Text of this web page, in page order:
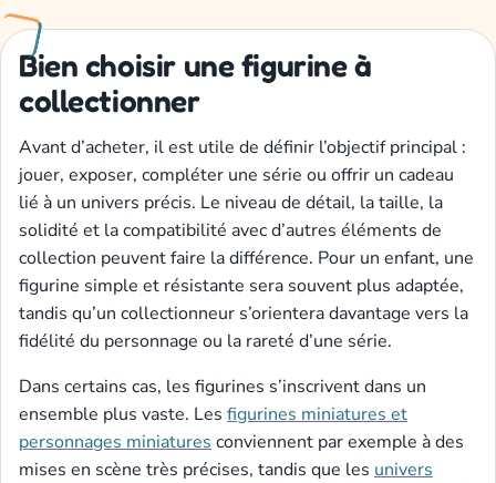
Bien choisir une figurine à
collectionner
Avant d’acheter, il est utile de définir l’objectif principal :
jouer, exposer, compléter une série ou offrir un cadeau
lié à un univers précis. Le niveau de détail, la taille, la
solidité et la compatibilité avec d’autres éléments de
collection peuvent faire la différence. Pour un enfant, une
figurine simple et résistante sera souvent plus adaptée,
tandis qu’un collectionneur s’orientera davantage vers la
fidélité du personnage ou la rareté d’une série.
Dans certains cas, les figurines s’inscrivent dans un
ensemble plus vaste. Les figurines miniatures et
personnages miniatures conviennent par exemple à des
mises en scène très précises, tandis que les univers